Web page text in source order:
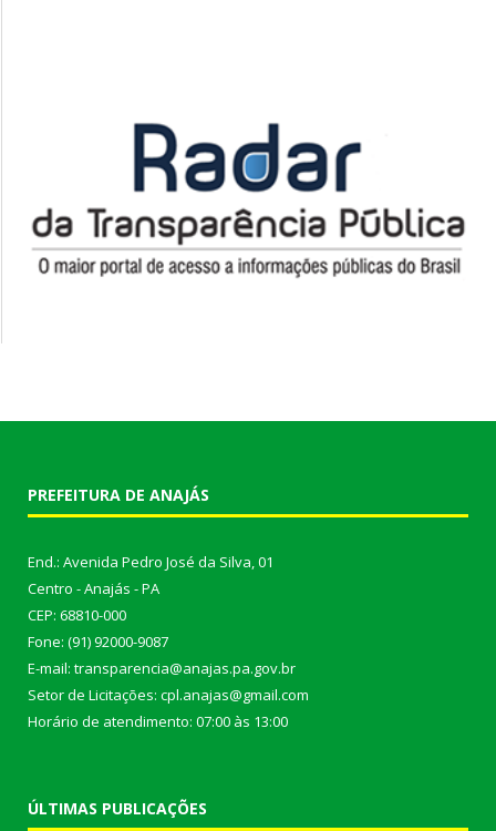
PREFEITURA DE ANAJÁS
End.: Avenida Pedro José da Silva, 01
Centro - Anajás - PA
CEP: 68810-000
Fone: (91) 92000-9087
E-mail: transparencia@anajas.pa.gov.br
Setor de Licitações: cpl.anajas@gmail.com
Horário de atendimento: 07:00 às 13:00
ÚLTIMAS PUBLICAÇÕES